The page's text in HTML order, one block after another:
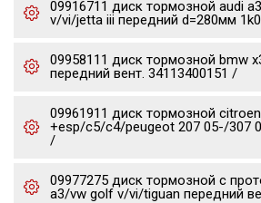
09916711 диск тормозной audi
v/vi/jetta iii передний d=280мм
09958111 диск тормозной bmw
передний вент. 34113400151 /
09961911 диск тормозной
+esp/c5/c4/peugeot 207 05-/307
/
09977275 диск тормозной c
a3/vw golf v/vi/tiguan передний